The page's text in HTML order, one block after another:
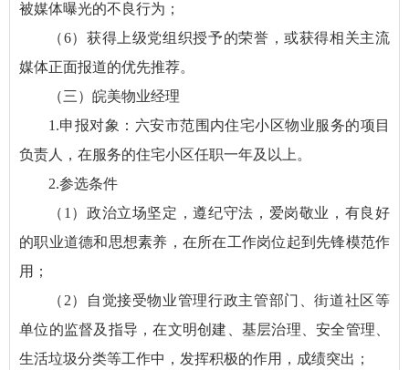
被媒体曝光的不良行为；
（6）获得上级党组织授予的荣誉，或获得相关主流
媒体正面报道的优先推荐。
（三）皖美物业经理
1.申报对象：六安市范围内住宅小区物业服务的项目
负责人，在服务的住宅小区任职一年及以上。
2.参选条件
（1）政治立场坚定，遵纪守法，爱岗敬业，有良好
的职业道德和思想素养，在所在工作岗位起到先锋模范作
用；
（2）自觉接受物业管理行政主管部门、街道社区等
单位的监督及指导，在文明创建、基层治理、安全管理、
生活垃圾分类等工作中，发挥积极的作用，成绩突出；